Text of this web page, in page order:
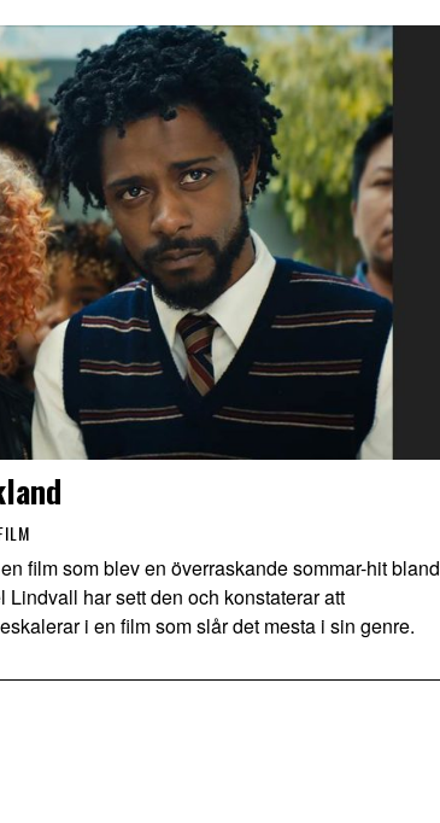
film som blev en överraskande sommar-hit bland
har sett den och konstaterar att
i en film som slår det mesta i sin genre.